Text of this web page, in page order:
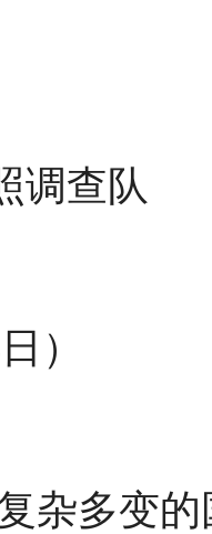
调查队
）
杂多变